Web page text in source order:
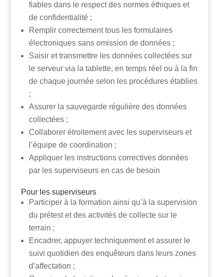
fiables dans le respect des normes éthiques et
de confidentialité ;
Remplir correctement tous les formulaires
électroniques sans omission de données ;
Saisir et transmettre les données collectées sur
le serveur via la tablette, en temps réel ou à la fin
de chaque journée selon les procédures établies
;
Assurer la sauvegarde régulière des données
collectées ;
Collaborer étroitement avec les superviseurs et
l’équipe de coordination ;
Appliquer les instructions correctives données
par les superviseurs en cas de besoin
Pour les superviseurs
Participer à la formation ainsi qu’à la supervision
du prétest et des activités de collecte sur le
terrain ;
Encadrer, appuyer techniquement et assurer le
suivi quotidien des enquêteurs dans leurs zones
d’affectation ;